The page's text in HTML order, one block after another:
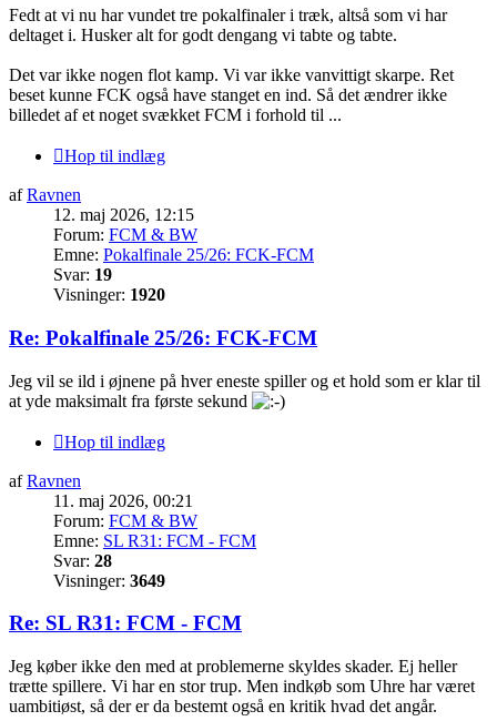
Fedt at vi nu har vundet tre pokalfinaler i træk, altså som vi har
deltaget i. Husker alt for godt dengang vi tabte og tabte.
Det var ikke nogen flot kamp. Vi var ikke vanvittigt skarpe. Ret
beset kunne FCK også have stanget en ind. Så det ændrer ikke
billedet af et noget svækket FCM i forhold til ...
Hop til indlæg
afRavnen
12. maj 2026, 12:15
Forum: FCM & BW
Emne: Pokalfinale 25/26: FCK-FCM
Svar: 19
Visninger: 1920
Re: Pokalfinale 25/26: FCK-FCM
Jeg vil se ild i øjnene på hver eneste spiller og et hold som er klar til
at yde maksimalt fra første sekund
Hop til indlæg
afRavnen
11. maj 2026, 00:21
Forum: FCM & BW
Emne: SL R31: FCM - FCM
Svar: 28
Visninger: 3649
Re: SL R31: FCM - FCM
Jeg køber ikke den med at problemerne skyldes skader. Ej heller
trætte spillere. Vi har en stor trup. Men indkøb som Uhre har været
uambitiøst, så der er da bestemt også en kritik hvad det angår.